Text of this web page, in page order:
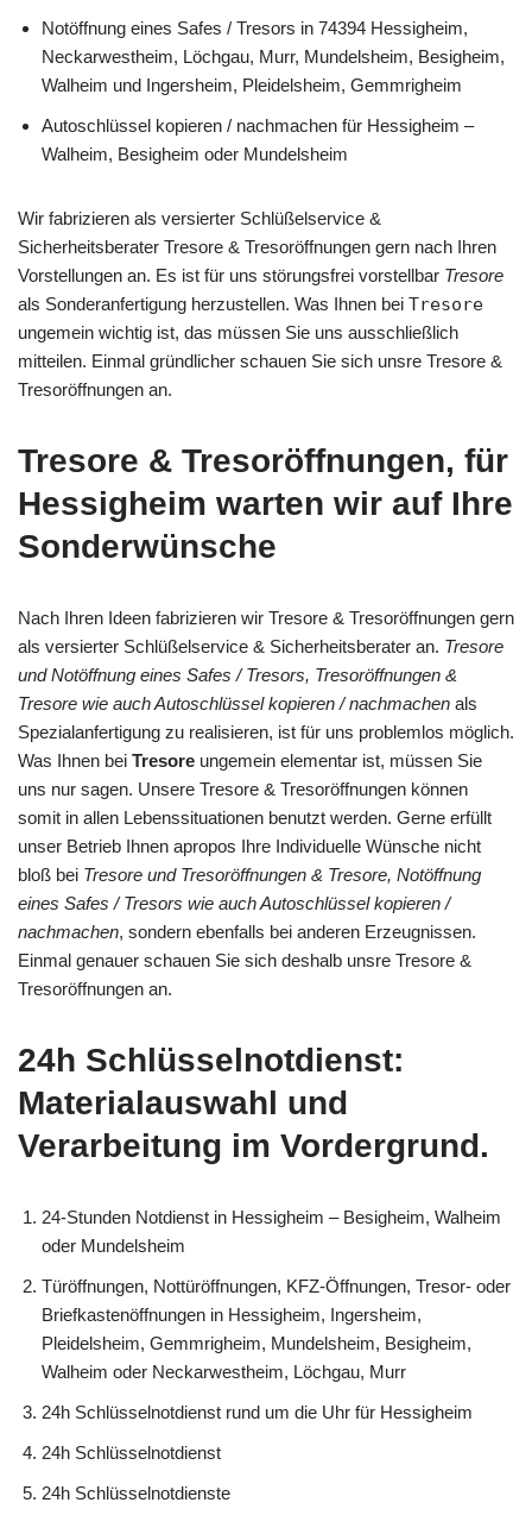
Notöffnung eines Safes / Tresors in 74394 Hessigheim,
Neckarwestheim, Löchgau, Murr, Mundelsheim, Besigheim,
Walheim und Ingersheim, Pleidelsheim, Gemmrigheim
Autoschlüssel kopieren / nachmachen für Hessigheim –
Walheim, Besigheim oder Mundelsheim
Wir fabrizieren als versierter Schlüßelservice &
Sicherheitsberater Tresore & Tresoröffnungen gern nach Ihren
Vorstellungen an. Es ist für uns störungsfrei vorstellbar Tresore
als Sonderanfertigung herzustellen. Was Ihnen bei Tresore
ungemein wichtig ist, das müssen Sie uns ausschließlich
mitteilen. Einmal gründlicher schauen Sie sich unsre Tresore &
Tresoröffnungen an.
Tresore & Tresoröffnungen, für
Hessigheim warten wir auf Ihre
Sonderwünsche
Nach Ihren Ideen fabrizieren wir Tresore & Tresoröffnungen gern
als versierter Schlüßelservice & Sicherheitsberater an. Tresore
und Notöffnung eines Safes / Tresors, Tresoröffnungen &
Tresore wie auch Autoschlüssel kopieren / nachmachen als
Spezialanfertigung zu realisieren, ist für uns problemlos möglich.
Was Ihnen bei Tresore ungemein elementar ist, müssen Sie
uns nur sagen. Unsere Tresore & Tresoröffnungen können
somit in allen Lebenssituationen benutzt werden. Gerne erfüllt
unser Betrieb Ihnen apropos Ihre Individuelle Wünsche nicht
bloß bei Tresore und Tresoröffnungen & Tresore, Notöffnung
eines Safes / Tresors wie auch Autoschlüssel kopieren /
nachmachen, sondern ebenfalls bei anderen Erzeugnissen.
Einmal genauer schauen Sie sich deshalb unsre Tresore &
Tresoröffnungen an.
24h Schlüsselnotdienst:
Materialauswahl und
Verarbeitung im Vordergrund.
24-Stunden Notdienst in Hessigheim – Besigheim, Walheim
oder Mundelsheim
Türöffnungen, Nottüröffnungen, KFZ-Öffnungen, Tresor- oder
Briefkastenöffnungen in Hessigheim, Ingersheim,
Pleidelsheim, Gemmrigheim, Mundelsheim, Besigheim,
Walheim oder Neckarwestheim, Löchgau, Murr
24h Schlüsselnotdienst rund um die Uhr für Hessigheim
24h Schlüsselnotdienst
24h Schlüsselnotdienste